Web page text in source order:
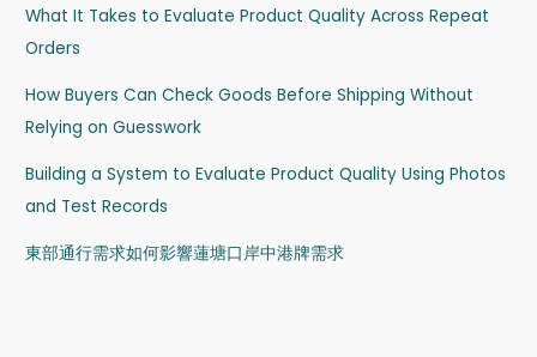
What It Takes to Evaluate Product Quality Across Repeat
Orders
How Buyers Can Check Goods Before Shipping Without
Relying on Guesswork
Building a System to Evaluate Product Quality Using Photos
and Test Records
東部通行需求如何影響蓮塘口岸中港牌需求